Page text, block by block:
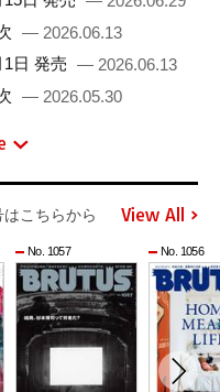
— 2026.06.13
1日 発売 — 2026.06.13
— 2026.05.30
こちらから View All
No. 1057 No. 1056